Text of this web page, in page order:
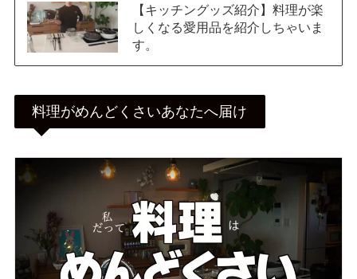
【キッチングッズ紹介】料理が楽
しくなる愛用品を紹介しちゃいま
す。
料理がめんどくさいあなたへ届け